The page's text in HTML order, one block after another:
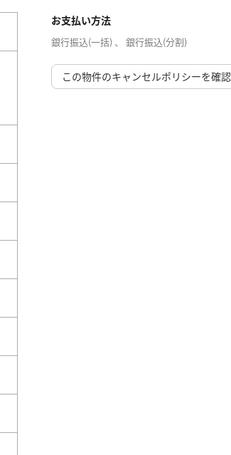
お支払い方法
銀行振込(一括) 、 銀行振込(分割)
この物件のキャンセルポリシーを確認